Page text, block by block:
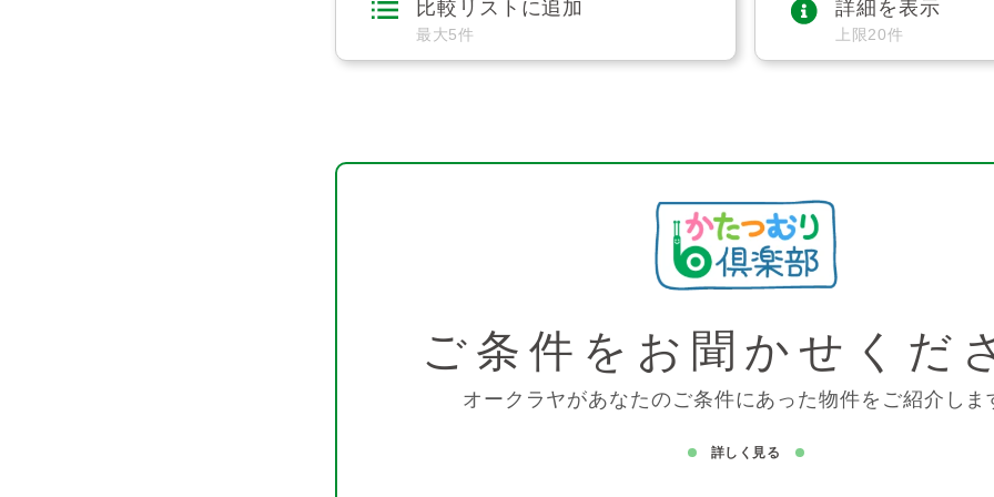
比較リストに追加
最大5件
詳細を表示
上限20件
ご条件を お聞かせくだ
オークラヤがあなたのご条件にあった物件をご紹介しま
詳しく見る